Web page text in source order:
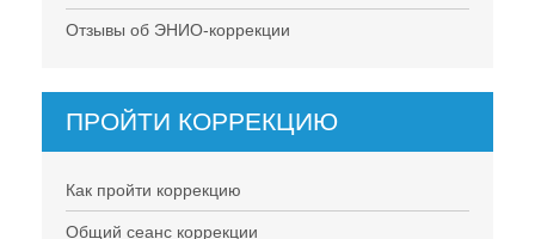
Отзывы об ЭНИО-коррекции
ПРОЙТИ КОРРЕКЦИЮ
Как пройти коррекцию
Общий сеанс коррекции